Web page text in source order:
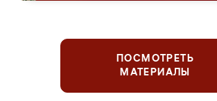
ПОСМОТРЕТЬ
МАТЕРИАЛЫ